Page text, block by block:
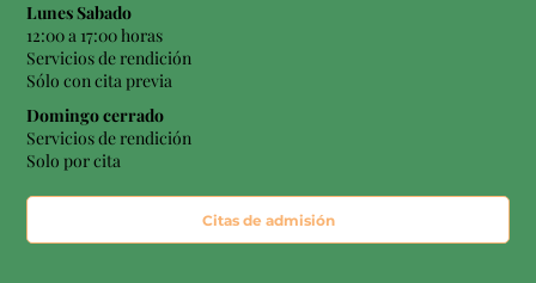
Lunes Sabado
12:00 a 17:00 horas
Servicios de rendición
Sólo con cita previa
Domingo cerrado
Servicios de rendición
Solo por cita
Citas de admisión